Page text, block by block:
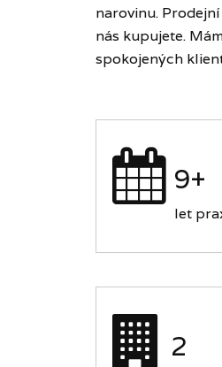
narovinu.
nás kupujete.
spokojených
9+
let
2